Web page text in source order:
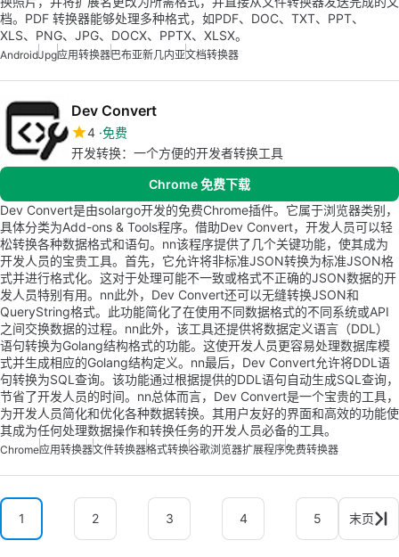
档。PDF 转换器能够处理多种格式，如PDF、DOC、TXT、PPT、
XLS、PNG、JPG、DOCX、PPTX、XLSX。
AndroidJpg应用转换器巴布亚新几内亚文档转换器
Dev Convert
4 免费
开发转换：一个方便的开发者转换工具
Chrome 免费下载
Dev Convert是由solargo开发的免费Chrome插件。它属于浏览器类别，
具体分类为Add-ons & Tools程序。借助Dev Convert，开发人员可以轻
松转换各种数据格式和语句。nn该程序提供了几个关键功能，使其成为
开发人员的宝贵工具。首先，它允许将非标准JSON转换为标准JSON格
式并进行格式化。这对于处理可能不一致或格式不正确的JSON数据的开
发人员特别有用。nn此外，Dev Convert还可以无缝转换JSON和
QueryString格式。此功能简化了在使用不同数据格式的不同系统或API
之间交换数据的过程。nn此外，该工具还提供将数据定义语言（DDL）
语句转换为Golang结构格式的功能。这使开发人员更容易处理数据库模
式并生成相应的Golang结构定义。nn最后，Dev Convert允许将DDL语
句转换为SQL查询。该功能通过根据提供的DDL语句自动生成SQL查询，
节省了开发人员的时间。nn总体而言，Dev Convert是一个宝贵的工具，
为开发人员简化和优化各种数据转换。其用户友好的界面和高效的功能使
其成为任何处理数据操作和转换任务的开发人员必备的工具。
Chrome应用转换器文件转换器格式转换谷歌浏览器扩展程序免费转换器
1 2 3 4 5 末页